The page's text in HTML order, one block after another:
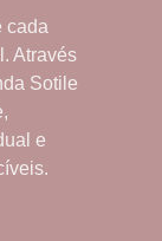
cada
Através
Sotile
,
e